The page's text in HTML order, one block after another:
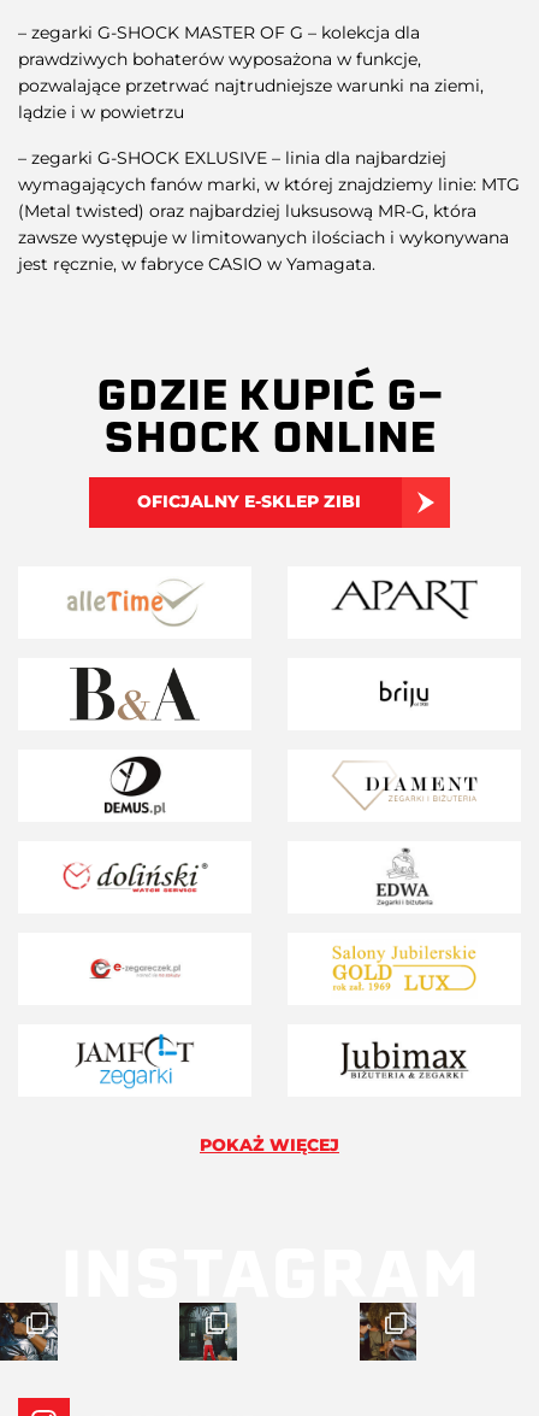
– zegarki G-SHOCK MASTER OF G – kolekcja dla
prawdziwych bohaterów wyposażona w funkcje,
pozwalające przetrwać najtrudniejsze warunki na ziemi,
lądzie i w powietrzu
– zegarki G-SHOCK EXLUSIVE – linia dla najbardziej
wymagających fanów marki, w której znajdziemy linie: MTG
(Metal twisted) oraz najbardziej luksusową MR-G, która
zawsze występuje w limitowanych ilościach i wykonywana
jest ręcznie, w fabryce CASIO w Yamagata.
GDZIE KUPIĆ G-
SHOCK ONLINE
OFICJALNY E-SKLEP ZIBI
POKAŻ WIĘCEJ